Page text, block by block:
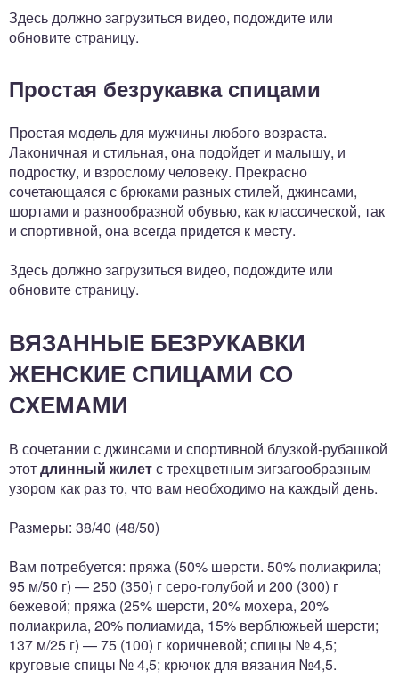
Здесь должно загрузиться видео, подождите или
обновите страницу.
Простая безрукавка спицами
Простая модель для мужчины любого возраста.
Лаконичная и стильная, она подойдет и малышу, и
подростку, и взрослому человеку. Прекрасно
сочетающаяся с брюками разных стилей, джинсами,
шортами и разнообразной обувью, как классической, так
и спортивной, она всегда придется к месту.
Здесь должно загрузиться видео, подождите или
обновите страницу.
ВЯЗАННЫЕ БЕЗРУКАВКИ
ЖЕНСКИЕ СПИЦАМИ СО
СХЕМАМИ
В сочетании с джинсами и спортивной блузкой-рубашкой
этотдлинный жилетс трехцветным зигзагообразным
узором как раз то, что вам необходимо на каждый день.
Размеры: 38/40 (48/50)
Вам потребуется: пряжа (50% шерсти. 50% полиакрила;
95 м/50 г) — 250 (350) г серо-голубой и 200 (300) г
бежевой; пряжа (25% шерсти, 20% мохера, 20%
полиакрила, 20% полиамида, 15% верблюжьей шерсти;
137 м/25 г) — 75 (100) г коричневой; спицы № 4,5;
круговые спицы № 4,5; крючок для вязания №4,5.